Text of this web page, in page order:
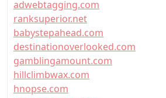
adwebtagging.com
ranksuperior.net
babystepahead.com
destinationoverlooked.com
gamblingamount.com
hillclimbwax.com
hnopse.com